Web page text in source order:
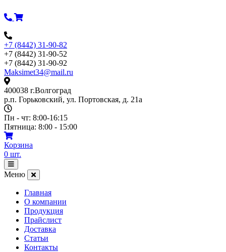
к
+7 (8442) 31-90-82
+7 (8442) 31-90-52
+7 (8442) 31-90-92
Maksimet34@mail.ru
400038 г.Волгоград
р.п. Горьковский, ул. Портовская, д. 21а
Пн - чт: 8:00-16:15
Пятница: 8:00 - 15:00
Корзина
0 шт.
Открыть
меню
Меню
Главная
О компании
Продукция
Прайслист
Доставка
Статьи
Контакты